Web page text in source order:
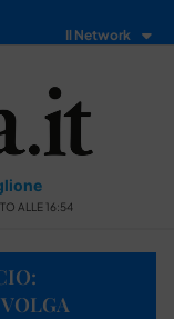
Il Network
ALLE 16:54